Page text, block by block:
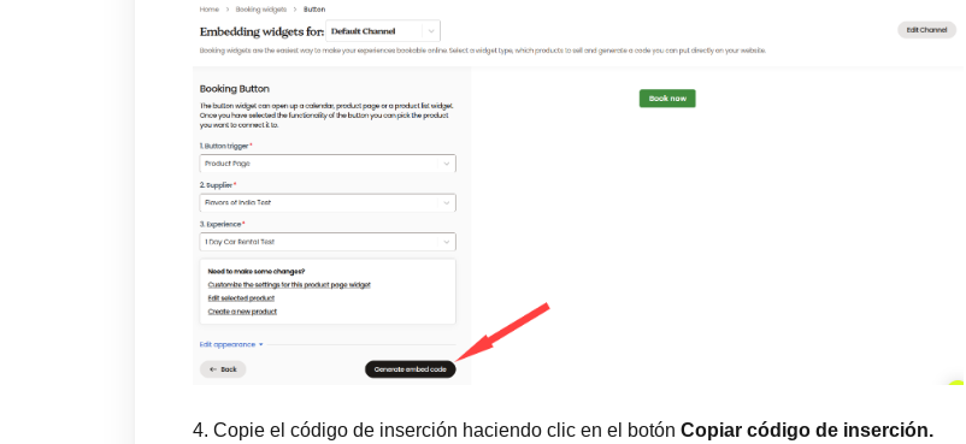
4. Copie el código de inserción haciendo clic en el botón Copiar código de inserción.